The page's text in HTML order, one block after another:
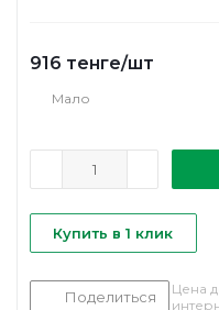
916 тенге/шт
Мало
Купить в 1 клик
Поделиться
Цена